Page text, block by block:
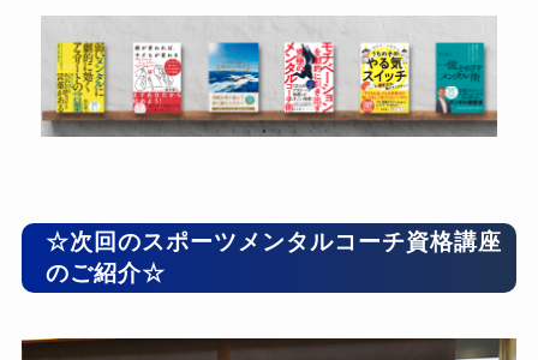
☆次回のスポーツメンタルコーチ資格講座
のご紹介☆